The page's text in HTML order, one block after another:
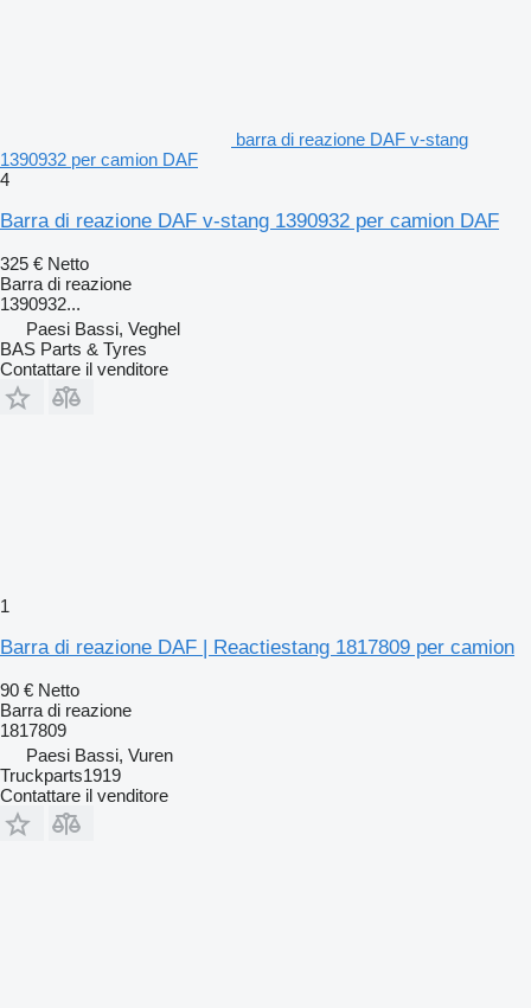
barra di reazione DAF v-stang
1390932 per camion DAF
4
Barra di reazione DAF v-stang 1390932 per camion DAF
325 € Netto
Barra di reazione
1390932...
Paesi Bassi, Veghel
BAS Parts & Tyres
Contattare il venditore
1
Barra di reazione DAF | Reactiestang 1817809 per camion
90 € Netto
Barra di reazione
1817809
Paesi Bassi, Vuren
Truckparts1919
Contattare il venditore